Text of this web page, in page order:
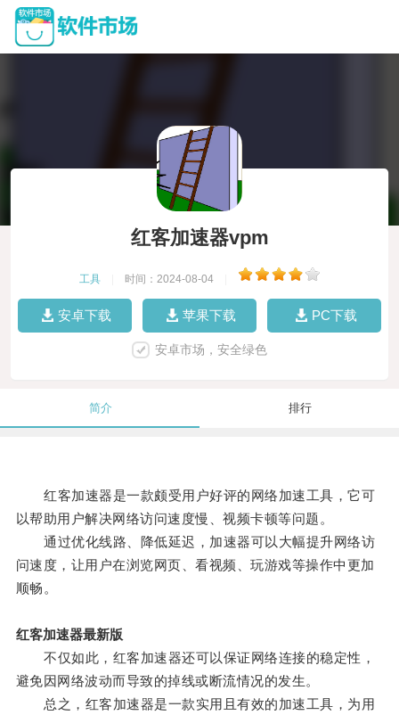
红客加速器vpm
工具 时间：2024-08-04
安卓下载 苹果下载 PC下载
安卓市场，安全绿色
简介 排行
红客加速器是一款颇受用户好评的网络加速工具，它可
以帮助用户解决网络访问速度慢、视频卡顿等问题。
通过优化线路、降低延迟，加速器可以大幅提升网络访
问速度，让用户在浏览网页、看视频、玩游戏等操作中更加
顺畅。
红客加速器最新版
不仅如此，红客加速器还可以保证网络连接的稳定性，
避免因网络波动而导致的掉线或断流情况的发生。
总之，红客加速器是一款实用且有效的加速工具，为用